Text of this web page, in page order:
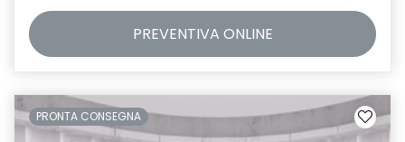
PREVENTIVA ONLINE
PRONTA CONSEGNA